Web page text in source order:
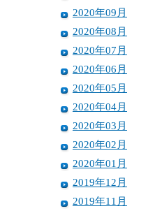
2020年09月
2020年08月
2020年07月
2020年06月
2020年05月
2020年04月
2020年03月
2020年02月
2020年01月
2019年12月
2019年11月